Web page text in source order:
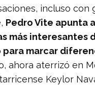
incluso con
Pedro Vite apunta
más interesantes
marcar
ahora aterrizó en
Keylor